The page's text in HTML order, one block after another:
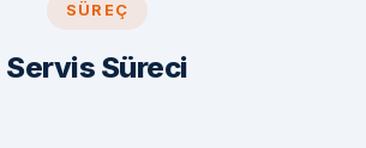
SÜREÇ
Servis Süreci